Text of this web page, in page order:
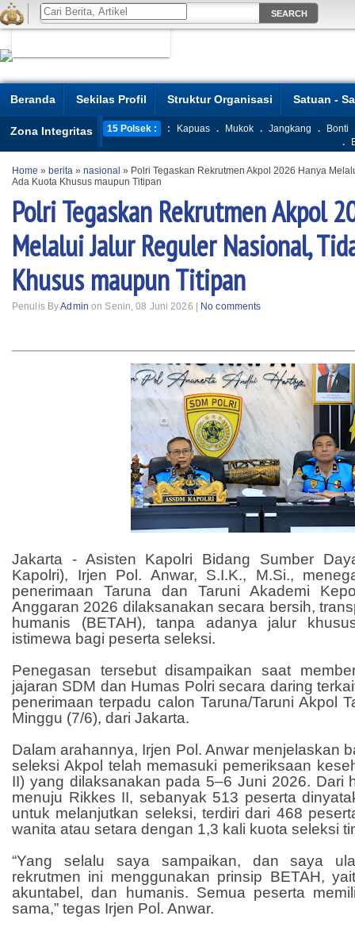
Beranda Sekilas Profil Struktur Organisasi Satuan -
Zona Integritas 15 Polsek : : Kapuas . Mukok . Jangkang .
Bonti
.
Home » berita » nasional » Polri Tegaskan Rekrutmen Akpol 2026 Hanya
Ada Kuota Khusus maupun Titipan
Polri Tegaskan Rekrutmen Akpol
Melalui Jalur Reguler Nasional,
Khusus maupun Titipan
Penulis ByAdmin on Senin, 08 Juni 2026 | No comments
Jakarta - Asisten Kapolri Bidang Sumber
Kapolri), Irjen Pol. Anwar, S.I.K., M.Si.,
penerimaan Taruna dan Taruni Akademi
Anggaran 2026 dilaksanakan secara bersih,
humanis (BETAH), tanpa adanya jalur
istimewa bagi peserta seleksi.
Penegasan tersebut disampaikan saat
jajaran SDM dan Humas Polri secara daring
penerimaan terpadu calon Taruna/Taruni Akpol
Minggu (7/6), dari Jakarta.
Dalam arahannya, Irjen Pol. Anwar menjelaskan
seleksi Akpol telah memasuki pemeriksaan
II) yang dilaksanakan pada 5–6 Juni 2026. Dari
menuju Rikkes II, sebanyak 513 peserta
untuk melanjutkan seleksi, terdiri dari 468
wanita atau setara dengan 1,3 kali kuota seleksi
“Yang selalu saya sampaikan, dan saya
rekrutmen ini menggunakan prinsip BETAH,
akuntabel, dan humanis. Semua peserta
sama,” tegas Irjen Pol. Anwar.